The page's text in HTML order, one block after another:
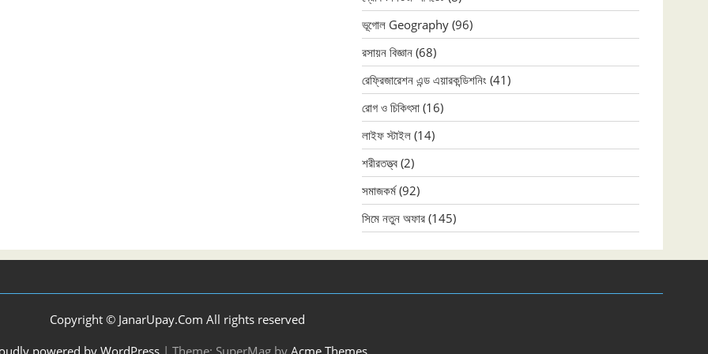
ভূগোল Geography (96)
রসায়ন বিজ্ঞান (68)
রেফ্রিজারেশন এন্ড এয়ারকন্ডিশনিং (41)
রোগ ও চিকিৎসা (16)
লাইফ স্টাইল (14)
শরীরতত্ত্ব (2)
সমাজকর্ম(92)
সিমে নতুন ‍অফার (145)
Copyright © JanarUpay.Com All rights reserved
powered by WordPress | Theme: SuperMag by Acme Themes